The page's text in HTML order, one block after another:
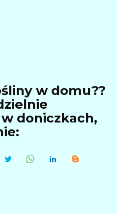
w domu??
doniczkach,